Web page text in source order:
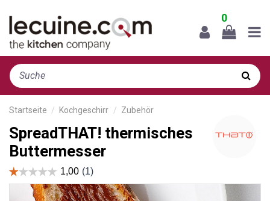
0
Startseite Kochgeschirr Zubehör
SpreadTHAT! thermisches
Buttermesser